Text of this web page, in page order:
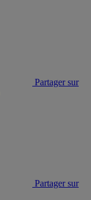
Partager sur
Partager sur